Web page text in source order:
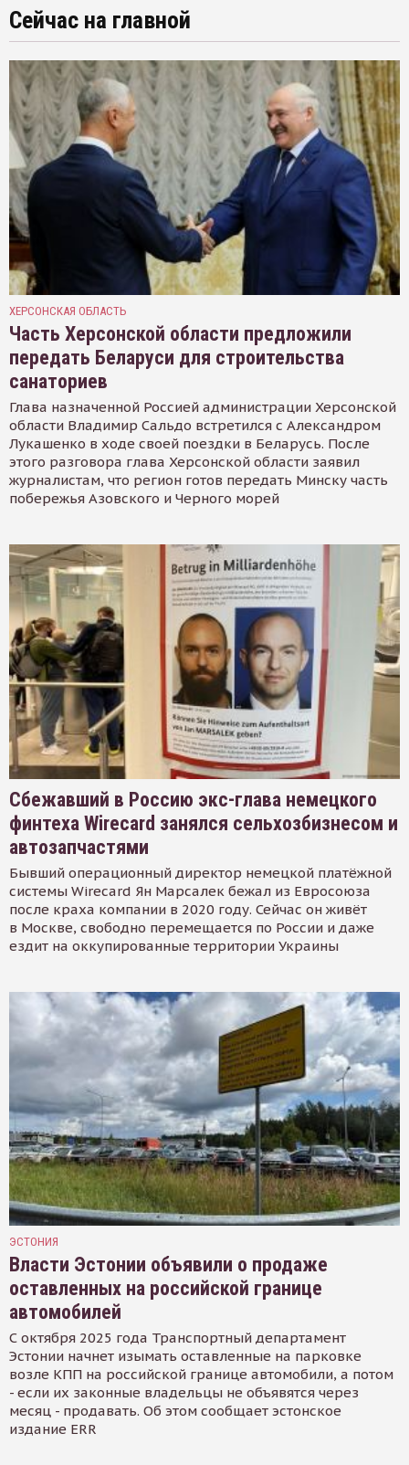
Сейчас на главной
ХЕРСОНСКАЯ ОБЛАСТЬ
Часть Херсонской области предложили
передать Беларуси для строительства
санаториев
Глава назначенной Россией администрации Херсонской
области Владимир Сальдо встретился с Александром
Лукашенко в ходе своей поездки в Беларусь. После
этого разговора глава Херсонской области заявил
журналистам, что регион готов передать Минску часть
побережья Азовского и Черного морей
Сбежавший в Россию экс-глава немецкого
финтеха Wirecard занялся сельхозбизнесом и
автозапчастями
Бывший операционный директор немецкой платёжной
системы Wirecard Ян Марсалек бежал из Евросоюза
после краха компании в 2020 году. Сейчас он живёт
в Москве, свободно перемещается по России и даже
ездит на оккупированные территории Украины
ЭСТОНИЯ
Власти Эстонии объявили о продаже
оставленных на российской границе
автомобилей
С октября 2025 года Транспортный департамент
Эстонии начнет изымать оставленные на парковке
возле КПП на российской границе автомобили, а потом
- если их законные владельцы не объявятся через
месяц - продавать. Об этом сообщает эстонское
издание ERR